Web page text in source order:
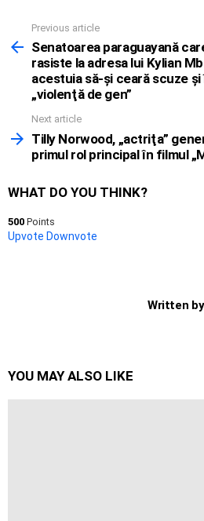
more
Previous article
Senatoarea paraguayană
rasiste la adresa lui Kylian
acestuia să-şi ceară scuze şi
„violenţă de gen”
Next article
Tilly Norwood, „actriţa”
primul rol principal în filmul
WHAT DO YOU THINK?
500 Points
Upvote Downvote
Written by
YOU MAY ALSO LIKE